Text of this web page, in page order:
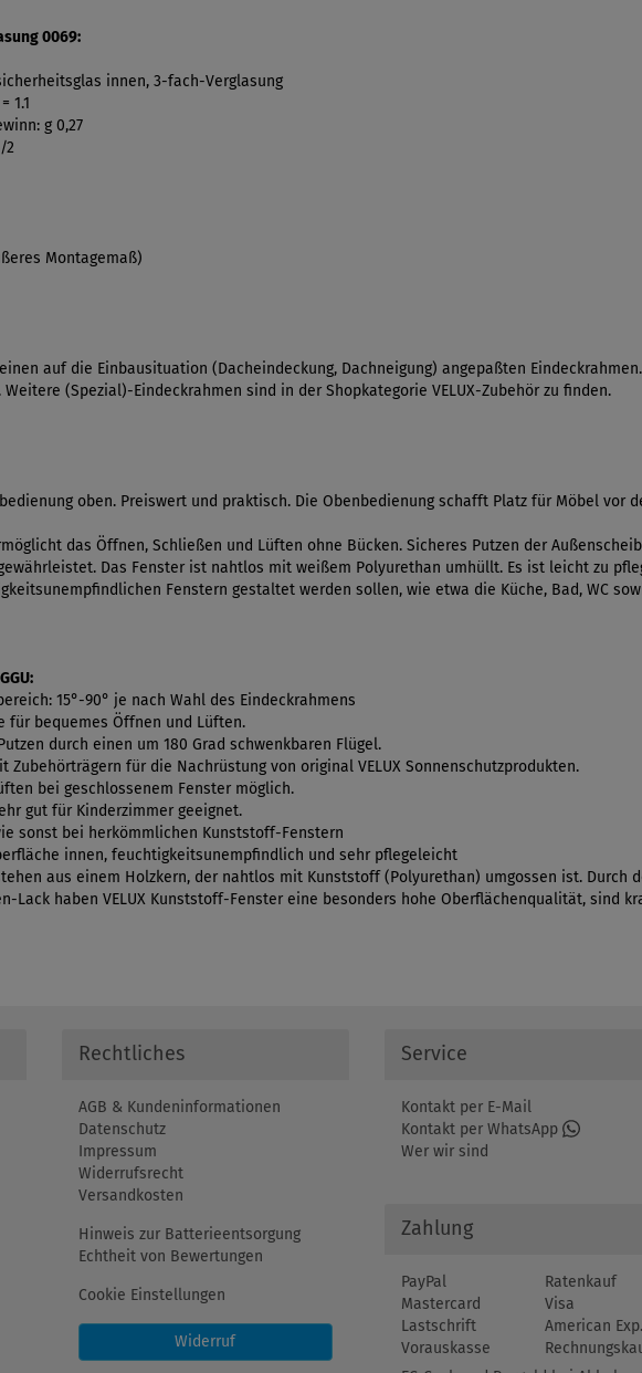
0069:
innen, 3-fach-Verglasung
1.1
g 0,27
2
Montagemaß)
auf die Einbausituation (Dacheindeckung, Dachneigung) angepaßten
(Spezial)-Eindeckrahmen sind in der Shopkategorie VELUX-Zubehör zu finden.
oben. Preiswert und praktisch. Die Obenbedienung schafft Platz für Möbel vor
das Öffnen, Schließen und Lüften ohne Bücken. Sicheres Putzen der
Das Fenster ist nahtlos mit weißem Polyurethan umhüllt. Es ist leicht zu
Fenstern gestaltet werden sollen, wie etwa die Küche, Bad, WC
15°-90° je nach Wahl des Eindeckrahmens
für bequemes Öffnen und Lüften.
durch einen um 180 Grad schwenkbaren Flügel.
für die Nachrüstung von original VELUX Sonnenschutzprodukten.
bei geschlossenem Fenster möglich.
gut für Kinderzimmer geeignet.
sonst bei herkömmlichen Kunststoff-Fenstern
innen, feuchtigkeitsunempfindlich und sehr pflegeleicht
aus einem Holzkern, der nahtlos mit Kunststoff (Polyurethan) umgossen ist. Durch
Lack haben VELUX Kunststoff-Fenster eine besonders hohe Oberflächenqualität, sind
Rechtliches
AGB & Kundeninformationen
Datenschutz
Impressum
Widerrufsrecht
Versandkosten
Hinweis zur Batterieentsorgung
Echtheit von Bewertungen
Cookie Einstellungen
Widerruf
Service
Kontakt per E-Mail
Kontakt per WhatsApp
Wer wir sind
Zahlung
PayPal
Ratenkauf
Mastercard
Visa
Lastschrift
American Exp.
Vorauskasse